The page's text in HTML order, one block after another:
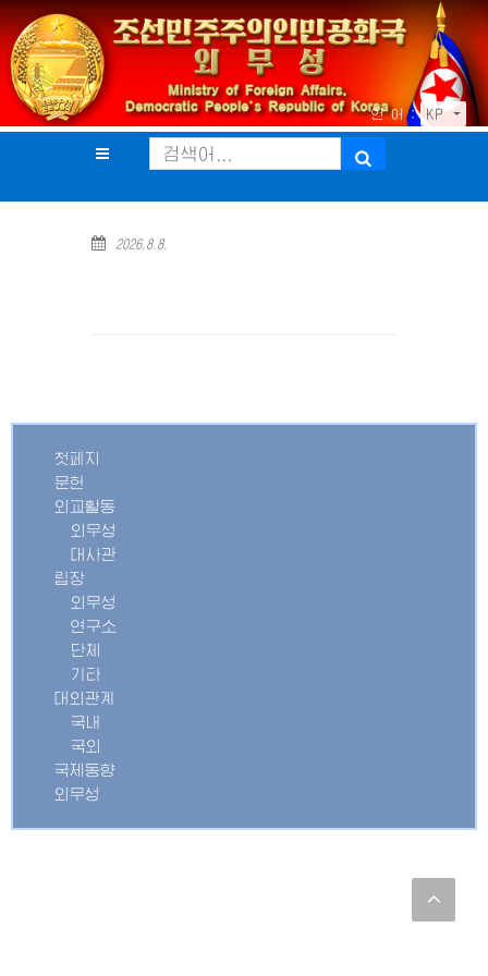
언 어 : KP
2026.8.8.
첫페지
문헌
외교활동
외무성
대사관
립장
외무성
연구소
단체
기타
대외관계
국내
국외
국제동향
외무성